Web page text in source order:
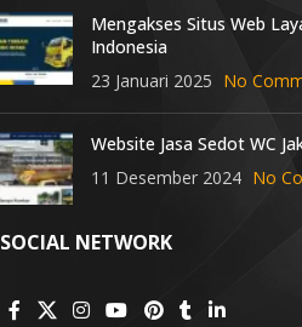
Mengakses Situs Web
Indonesia
23 Januari 2025 No
Website Jasa Sedot WC
11 Desember 2024 No
SOCIAL NETWORK